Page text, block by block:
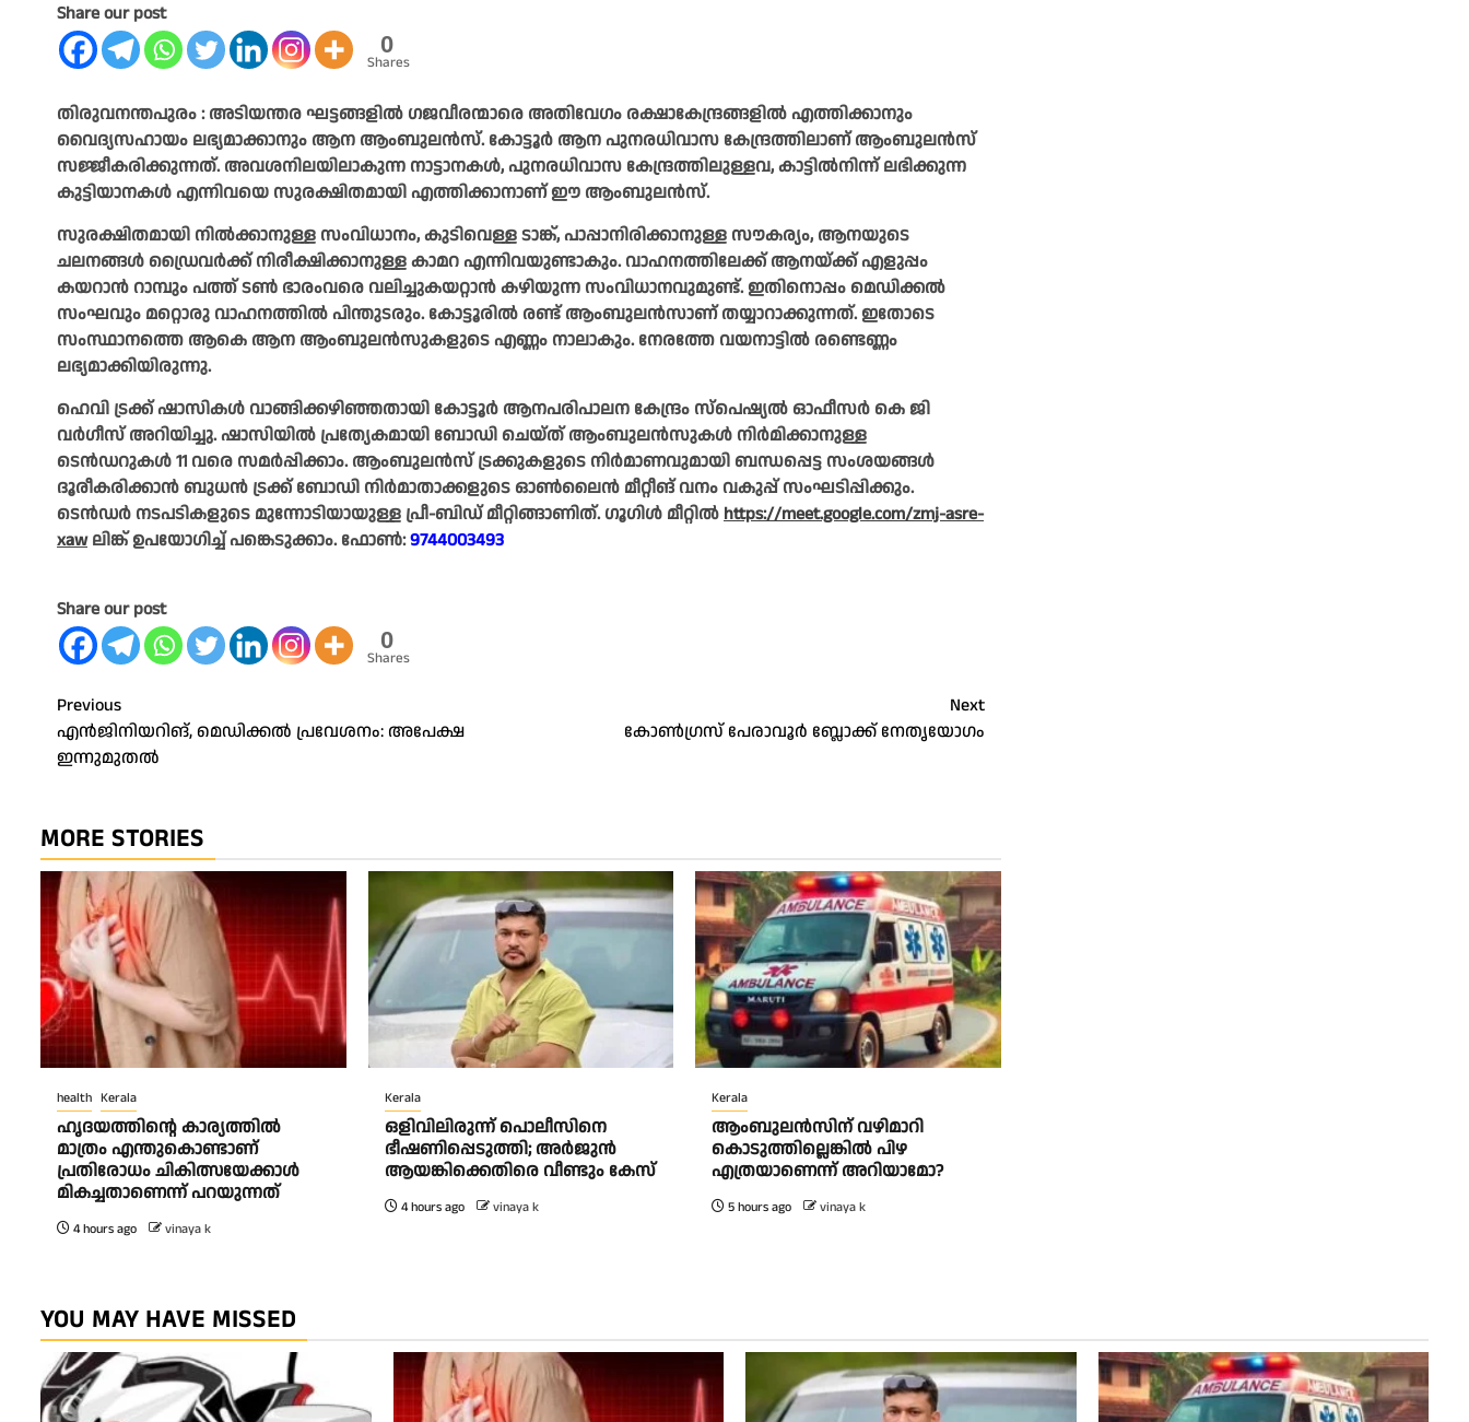
Share our post
0
Shares
തിരുവനന്തപുരം : അടിയന്തര ഘട്ടങ്ങളിൽ ഗജവീരന്മാരെ അതിവേഗം രക്ഷാകേന്ദ്രങ്ങളിൽ എത്തിക്കാനും
വൈദ്യസഹായം ലഭ്യമാക്കാനും ആന ആംബുലൻസ്‌. കോട്ടൂർ ആന പുനരധിവാസ കേന്ദ്രത്തിലാണ്‌ ആംബുലൻസ്‌
സജ്ജീകരിക്കുന്നത്‌. അവശനിലയിലാകുന്ന നാട്ടാനകൾ, പുനരധിവാസ കേന്ദ്രത്തിലുള്ളവ, കാട്ടിൽനിന്ന്‌ ലഭിക്കുന്ന
കുട്ടിയാനകൾ എന്നിവയെ സുരക്ഷിതമായി എത്തിക്കാനാണ്‌ ഈ ആംബുലൻസ്‌.
സുരക്ഷിതമായി നിൽക്കാനുള്ള സംവിധാനം, കുടിവെള്ള ടാങ്ക്‌, പാപ്പാനിരിക്കാനുള്ള സൗകര്യം, ആനയുടെ
ചലനങ്ങൾ ഡ്രൈവർക്ക്‌ നിരീക്ഷിക്കാനുള്ള കാമറ എന്നിവയുണ്ടാകും. വാഹനത്തിലേക്ക്‌ ആനയ്‌ക്ക്‌ എളുപ്പം
കയറാൻ റാമ്പും പത്ത്‌ ടൺ ഭാരംവരെ വലിച്ചുകയറ്റാൻ കഴിയുന്ന സംവിധാനവുമുണ്ട്‌. ഇതിനൊപ്പം മെഡിക്കൽ
സംഘവും മറ്റൊരു വാഹനത്തിൽ പിന്തുടരും. കോട്ടൂരിൽ രണ്ട്‌ ആംബുലൻസാണ്‌ തയ്യാറാക്കുന്നത്‌. ഇതോടെ
സംസ്ഥാനത്തെ ആകെ ആന ആംബുലൻസുകളുടെ എണ്ണം നാലാകും. നേരത്തേ വയനാട്ടിൽ രണ്ടെണ്ണം
ലഭ്യമാക്കിയിരുന്നു.
ഹെവി ട്രക്ക് ഷാസികൾ വാങ്ങിക്കഴിഞ്ഞതായി കോട്ടൂർ ആനപരിപാലന കേന്ദ്രം സ്‌പെഷ്യൽ ഓഫീസർ കെ ജി
വർഗീസ് അറിയിച്ചു. ഷാസിയിൽ പ്രത്യേകമായി ബോഡി ചെയ്ത് ആംബുലൻസുകൾ നിർമിക്കാനുള്ള
ടെൻഡറുകൾ 11 വരെ സമർപ്പിക്കാം. ആംബുലൻസ് ട്രക്കുകളുടെ നിർമാണവുമായി ബന്ധപ്പെട്ട സംശയങ്ങൾ
ദൂരീകരിക്കാൻ ബുധൻ ട്രക്ക് ബോഡി നിർമാതാക്കളുടെ ഓൺലൈൻ മീറ്റീങ്‌ വനം വകുപ്പ്‌ സംഘടിപ്പിക്കും.
ടെൻഡർ നടപടികളുടെ മുന്നോടിയായുള്ള പ്രീ-ബിഡ് മീറ്റിങ്ങാണിത്‌. ഗൂഗിൾ മീറ്റിൽhttps://meet.google.com/zmj-asre-
xawലിങ്ക് ഉപയോഗിച്ച് പങ്കെടുക്കാം. ഫോൺ:9744003493
Share our post
0
Shares
Post
navigation
Previous
എൻജിനിയറിങ്‌, മെഡിക്കൽ പ്രവേശനം: അപേക്ഷ
ഇന്നുമുതൽ
Next
കോൺഗ്രസ് പേരാവൂർ ബ്ലോക്ക് നേതൃയോഗം
MORE STORIES
health Kerala
ഹൃദയത്തിന്റെ കാര്യത്തിൽ
മാത്രം എന്തുകൊണ്ടാണ്
പ്രതിരോധം ചികിത്സയേക്കാൾ
മികച്ചതാണെന്ന് പറയുന്നത്
4 hours ago vinaya k
Kerala
ഒളിവിലിരുന്ന് പൊലീസിനെ
ഭീഷണിപ്പെടുത്തി; അർജുൻ
ആയങ്കിക്കെതിരെ വീണ്ടും കേസ്
4 hours ago vinaya k
Kerala
ആംബുലന്‍സിന് വഴിമാറി
കൊടുത്തില്ലെങ്കില്‍ പിഴ
എത്രയാണെന്ന് അറിയാമോ?
5 hours ago vinaya k
YOU MAY HAVE MISSED